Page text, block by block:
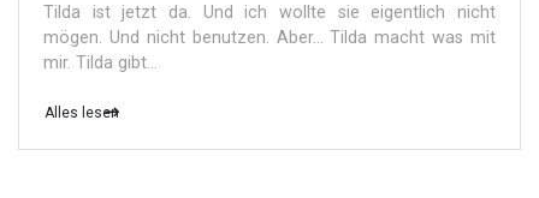
Tilda ist jetzt da. Und ich wollte sie eigentlich nicht
mögen. Und nicht benutzen. Aber… Tilda macht was mit
mir. Tilda gibt...
Alles lesen